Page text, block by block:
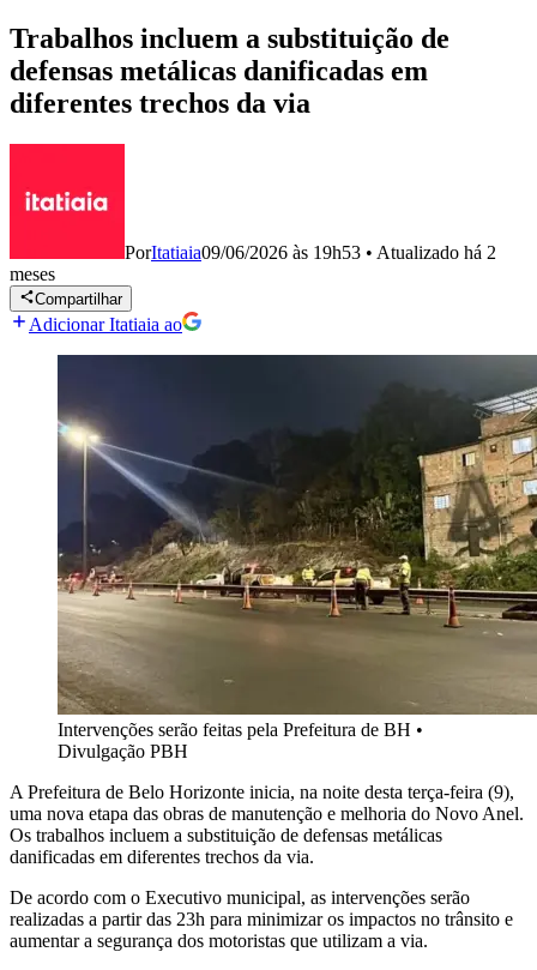
Trabalhos incluem a substituição de
defensas metálicas danificadas em
diferentes trechos da via
PorItatiaia09/06/2026 às 19h53 • Atualizado há 2
meses
Compartilhar
Adicionar Itatiaia ao
Intervenções serão feitas pela Prefeitura de BH •
Divulgação PBH
A Prefeitura de Belo Horizonte inicia, na noite desta terça-feira (9),
uma nova etapa das obras de manutenção e melhoria do Novo Anel.
Os trabalhos incluem a substituição de defensas metálicas
danificadas em diferentes trechos da via.
De acordo com o Executivo municipal, as intervenções serão
realizadas a partir das 23h para minimizar os impactos no trânsito e
aumentar a segurança dos motoristas que utilizam a via.